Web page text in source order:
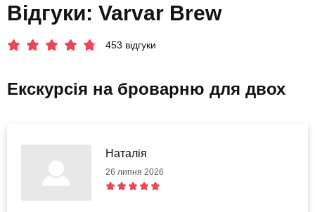
Відгуки: Varvar Brew
453 відгуки
Екскурсія на броварню для двох
Наталія
26 липня 2026